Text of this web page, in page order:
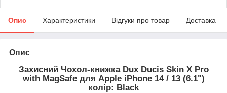
Опис Характеристики Відгуки про товар Доставка
Опис
Захисний Чохол-книжка Dux Ducis Skin X Pro
with MagSafe для Apple iPhone 14 / 13 (6.1")
колір: Black